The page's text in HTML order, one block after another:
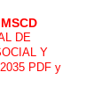
DE
Y
PDF y